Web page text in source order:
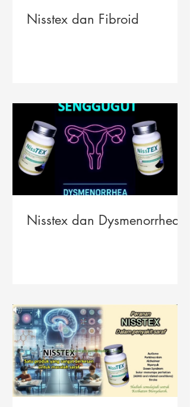
Nisstex dan Fibroid
Nisstex dan Dysmenorrhea